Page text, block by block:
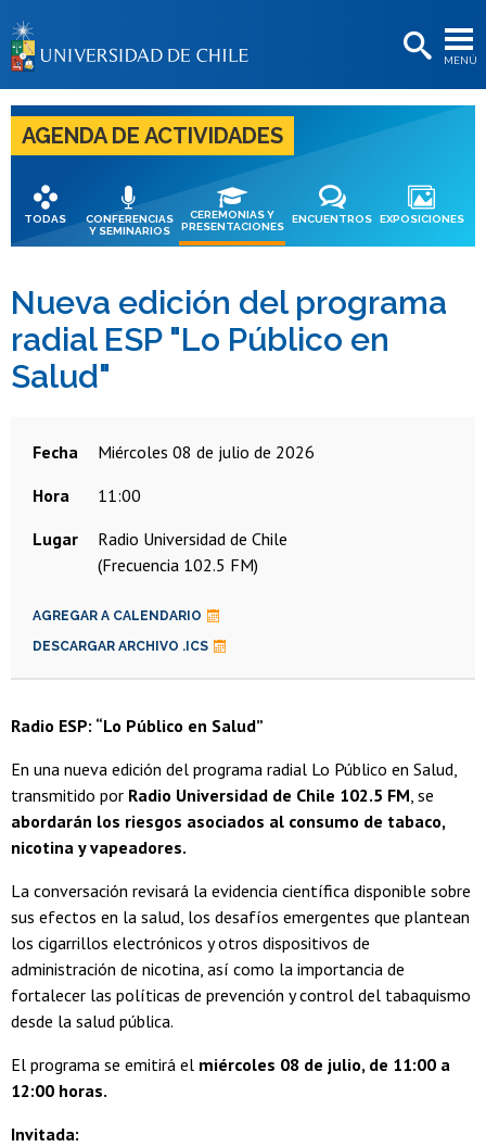
MENÚ
BIBLIOTECAS
LA UNIVERSIDAD
Postulantes
Estudiantes
Académicas/os
Funcionarias/os
Egresadas/os
AGENDA DE ACTIVIDADES
TODAS
CONFERENCIAS
Y SEMINARIOS
CEREMONIAS Y
PRESENTACIONES
ENCUENTROS EXPOSICIONES
Nueva edición del programa
radial ESP "Lo Público en
Salud"
Fecha
miércoles 08 de julio de 2026
Hora
11:00
Lugar
Radio Universidad de Chile
(Frecuencia 102.5 FM)
AGREGAR A CALENDARIO
DESCARGAR ARCHIVO .ICS
Radio ESP: “Lo Público en Salud”
En una nueva edición del programa radial Lo Público en Salud,
transmitido por Radio Universidad de Chile 102.5 FM, se
abordarán los riesgos asociados al consumo de tabaco,
nicotina y vapeadores.
La conversación revisará la evidencia científica disponible sobre
sus efectos en la salud, los desafíos emergentes que plantean
los cigarrillos electrónicos y otros dispositivos de
administración de nicotina, así como la importancia de
fortalecer las políticas de prevención y control del tabaquismo
desde la salud pública.
El programa se emitirá el miércoles 08 de julio, de 11:00 a
12:00 horas.
Invitada: